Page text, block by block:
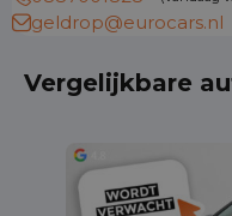
geldrop@eurocars.nl
Vergelijkbare